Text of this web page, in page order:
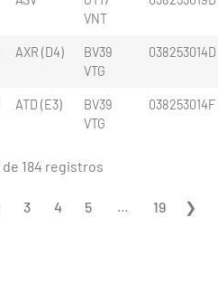
VNT
AXR (D4)
BV39
VTG
038253014D
ATD (E3)
BV39
VTG
038253014F
de 184 registros
3 4 5 19 ❯